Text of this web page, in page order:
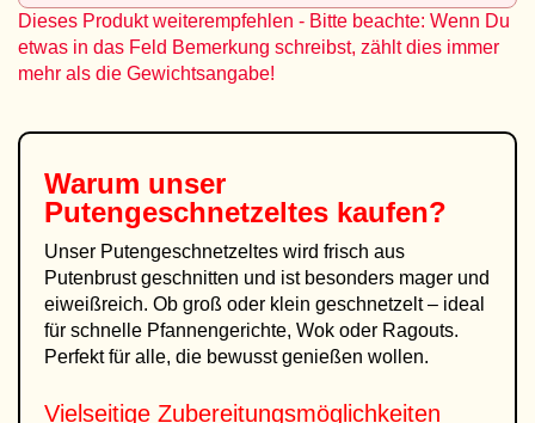
Dieses Produkt weiterempfehlen - Bitte beachte: Wenn Du
etwas in das Feld Bemerkung schreibst, zählt dies immer
mehr als die Gewichtsangabe!
Warum unser
Putengeschnetzeltes kaufen?
Unser Putengeschnetzeltes wird frisch aus
Putenbrust geschnitten und ist besonders mager und
eiweißreich. Ob groß oder klein geschnetzelt – ideal
für schnelle Pfannengerichte, Wok oder Ragouts.
Perfekt für alle, die bewusst genießen wollen.
Vielseitige Zubereitungsmöglichkeiten